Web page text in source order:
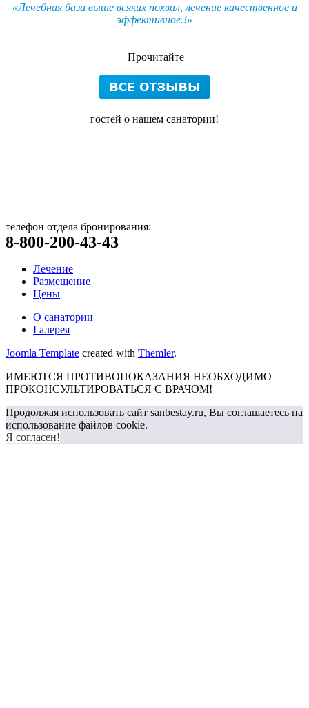
«Лечебная база выше всяких похвал, лечение качественное и
эффективное.!»
Прочитайте
гостей о нашем санатории!
телефон отдела бронирования:
8-800-200-43-43
Лечение
Размещение
Цены
О санатории
Галерея
Joomla Template created with Themler.
ИМЕЮТСЯ ПРОТИВОПОКАЗАНИЯ НЕОБХОДИМО
ПРОКОНСУЛЬТИРОВАТЬСЯ С ВРАЧОМ!
Продолжая использовать сайт sanbestay.ru, Вы соглашаетесь на
использование файлов cookie.
Я согласен!